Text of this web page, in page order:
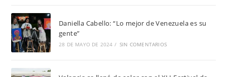
Daniella Cabello: “Lo mejor de Venezuela es su
gente”
28 DE MAYO DE 2024 / SIN COMENTARIOS